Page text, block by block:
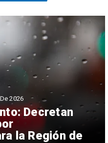
Decretan
la Región de
2026